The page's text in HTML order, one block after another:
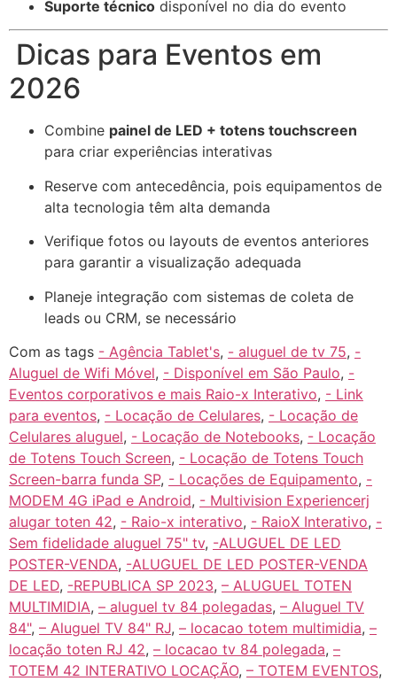
Suporte técnico disponível no dia do evento
Dicas para Eventos em
2026
Combine painel de LED + totens touchscreen
para criar experiências interativas
Reserve com antecedência, pois equipamentos de
alta tecnologia têm alta demanda
Verifique fotos ou layouts de eventos anteriores
para garantir a visualização adequada
Planeje integração com sistemas de coleta de
leads ou CRM, se necessário
Com as tags - Agência Tablet's, - aluguel de tv 75, -
Aluguel de Wifi Móvel, - Disponível em São Paulo, -
Eventos corporativos e mais Raio-x Interativo, - Link
para eventos, - Locação de Celulares, - Locação de
Celulares aluguel, - Locação de Notebooks, - Locação
de Totens Touch Screen, - Locação de Totens Touch
Screen-barra funda SP, - Locações de Equipamento, -
MODEM 4G iPad e Android, - Multivision Experiencerj
alugar toten 42, - Raio-x interativo, - RaioX Interativo, -
Sem fidelidade aluguel 75" tv, -ALUGUEL DE LED
POSTER-VENDA, -ALUGUEL DE LED POSTER-VENDA
DE LED, -REPUBLICA SP 2023, – ALUGUEL TOTEN
MULTIMIDIA, – aluguel tv 84 polegadas, – Aluguel TV
84", – Aluguel TV 84" RJ, – locacao totem multimidia, –
locação toten RJ 42, – locacao tv 84 polegada, –
TOTEM 42 INTERATIVO LOCAÇÃO, – TOTEM EVENTOS,